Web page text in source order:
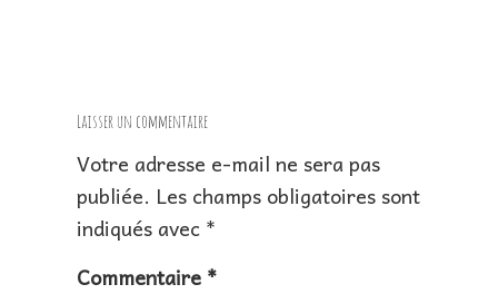
Laisser un commentaire
Votre adresse e-mail ne sera pas
publiée. Les champs obligatoires sont
indiqués avec *
Commentaire *